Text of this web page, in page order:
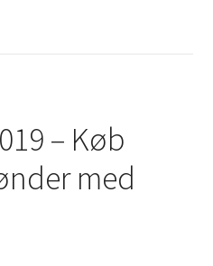
– Køb
med